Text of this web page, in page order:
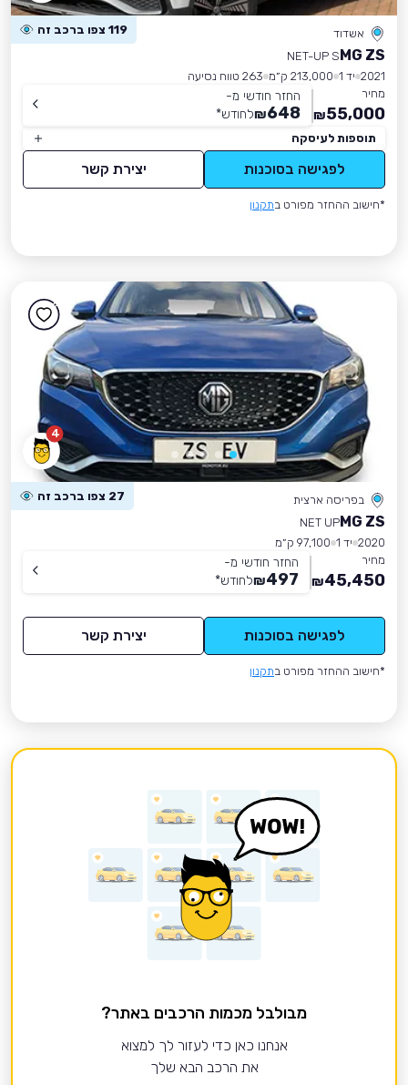
אשדוד 119 צפו ברכב זה
MG ZS
NET-UP S
2021 יד 1 213,000 ק״מ
263 טווח נסיעה
מחיר
55,000
₪
החזר חודשי מ-
648
₪לחודש*
תוספות לעיסקה
לפגישה בסוכנות יצירת קשר
*חישוב ההחזר מפורט בתקנון
4
בפריסה ארצית 27 צפו ברכב זה
MG ZS
NET UP
2020 יד 1
97,100 ק״מ
מחיר
45,450
₪
החזר חודשי מ-
497
₪לחודש*
לפגישה בסוכנות יצירת קשר
*חישוב ההחזר מפורט בתקנון
מבולבל מכמות הרכבים באתר?
אנחנו כאן כדי לעזור לך למצוא
את הרכב הבא שלך